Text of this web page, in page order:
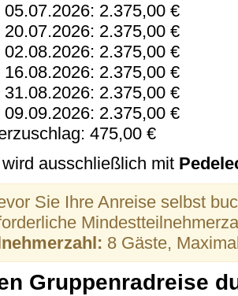
2.375,00 €
2.375,00 €
2.375,00 €
2.375,00 €
2.375,00 €
2.375,00 €
475,00 €
ausschließlich mit
Sie Ihre Anreise selbst
8 Gäste,
Gruppenradreise